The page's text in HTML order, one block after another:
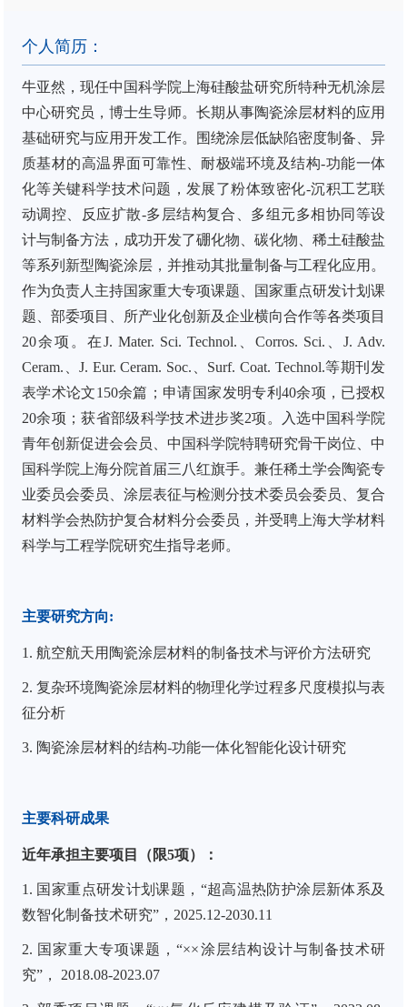
个人简历：
牛亚然，现任中国科学院上海硅酸盐研究所特种无机涂层
中心研究员，博士生导师。长期从事陶瓷涂层材料的应用
基础研究与应用开发工作。围绕涂层低缺陷密度制备、异
质基材的高温界面可靠性、耐极端环境及结构-功能一体
化等关键科学技术问题，发展了粉体致密化-沉积工艺联
动调控、反应扩散-多层结构复合、多组元多相协同等设
计与制备方法，成功开发了硼化物、碳化物、稀土硅酸盐
等系列新型陶瓷涂层，并推动其批量制备与工程化应用。
作为负责人主持国家重大专项课题、国家重点研发计划课
题、部委项目、所产业化创新及企业横向合作等各类项目
20余项。在J. Mater. Sci. Technol.、Corros. Sci.、J. Adv.
Ceram.、J. Eur. Ceram. Soc.、Surf. Coat. Technol.等期刊发
表学术论文150余篇；申请国家发明专利40余项，已授权
20余项；获省部级科学技术进步奖2项。入选中国科学院
青年创新促进会会员、中国科学院特聘研究骨干岗位、中
国科学院上海分院首届三八红旗手。兼任稀土学会陶瓷专
业委员会委员、涂层表征与检测分技术委员会委员、复合
材料学会热防护复合材料分会委员，并受聘上海大学材料
科学与工程学院研究生指导老师。
主要研究方向:
1. 航空航天用陶瓷涂层材料的制备技术与评价方法研究
2. 复杂环境陶瓷涂层材料的物理化学过程多尺度模拟与表
征分析
3. 陶瓷涂层材料的结构-功能一体化智能化设计研究
主要科研成果
近年承担主要项目（限5项）：
1. 国家重点研发计划课题，“超高温热防护涂层新体系及
数智化制备技术研究”，2025.12-2030.11
2. 国家重大专项课题，“××涂层结构设计与制备技术研
究”， 2018.08-2023.07